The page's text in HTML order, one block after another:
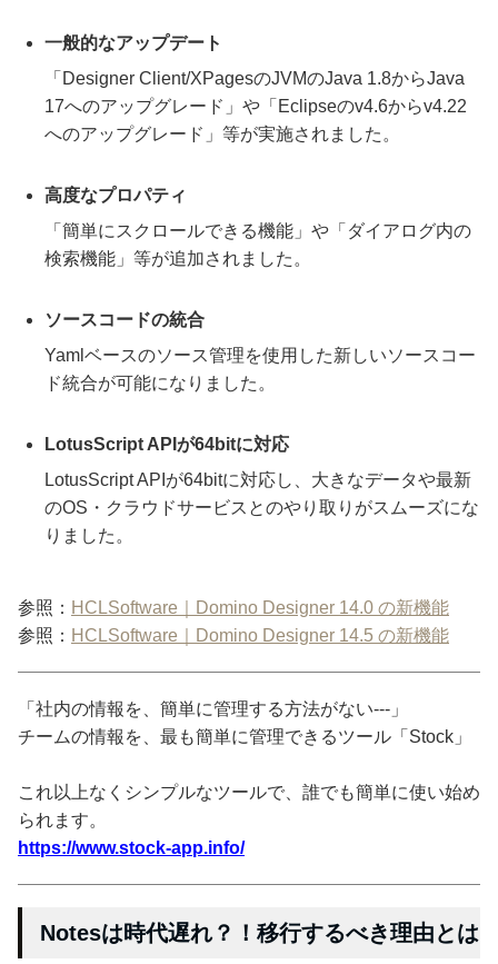
一般的なアップデート
「Designer Client/XPagesのJVMのJava 1.8からJava
17へのアップグレード」や「Eclipseのv4.6からv4.22
へのアップグレード」等が実施されました。
高度なプロパティ
「簡単にスクロールできる機能」や「ダイアログ内の
検索機能」等が追加されました。
ソースコードの統合
Yamlベースのソース管理を使用した新しいソースコー
ド統合が可能になりました。
LotusScript APIが64bitに対応
LotusScript APIが64bitに対応し、大きなデータや最新
のOS・クラウドサービスとのやり取りがスムーズにな
りました。
参照： HCLSoftware｜Domino Designer 14.0 の新機能
参照： HCLSoftware｜Domino Designer 14.5 の新機能
「社内の情報を、簡単に管理する方法がない---」
チームの情報を、最も簡単に管理できるツール「Stock」
これ以上なくシンプルなツールで、誰でも簡単に使い始め
られます。
https://www.stock-app.info/
Notesは時代遅れ？！移行するべき理由とは